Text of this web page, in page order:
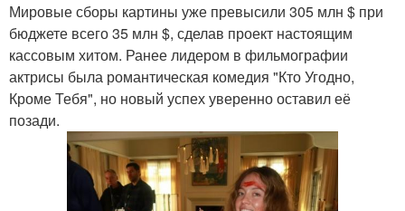
Мировые сборы картины уже превысили 305 млн $ при
бюджете всего 35 млн $, сделав проект настоящим
кассовым хитом. Ранее лидером в фильмографии
актрисы была романтическая комедия "Кто Угодно,
Кроме Тебя", но новый успех уверенно оставил её
позади.